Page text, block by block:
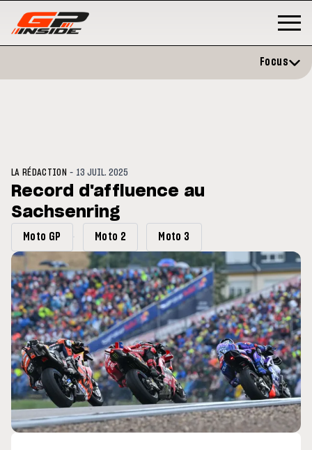
du GP de Grande-
retour en septembre
Focus
LA RÉDACTION - 13 JUIL. 2025
Record d'affluence au
Sachsenring
Moto GP Moto 2 Moto 3